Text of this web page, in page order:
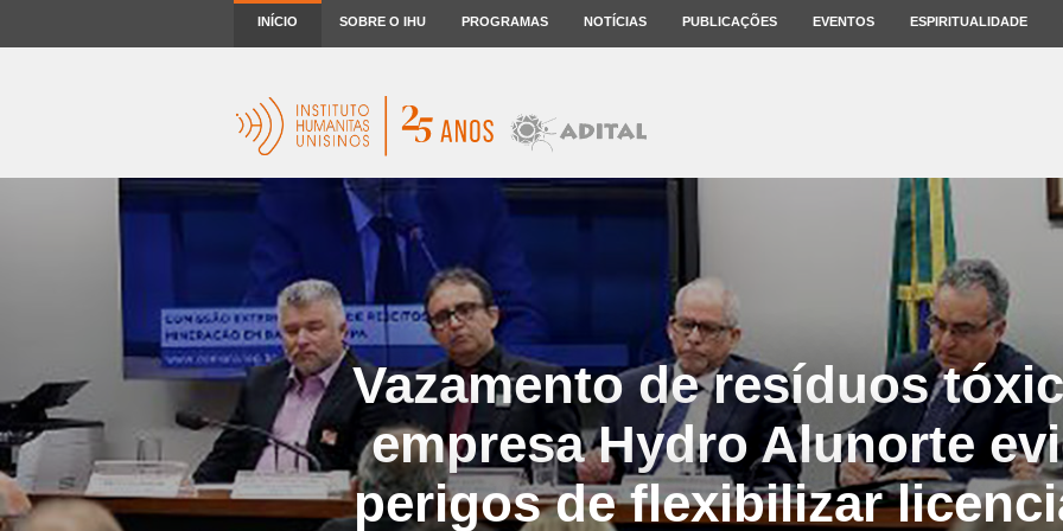
INÍCIO SOBRE O IHU PROGRAMAS NOTÍCIAS PUBLICAÇÕES EVENTOS ESPIRITUALIDADE
Vazamento de resíduos
empresa Hydro Alunorte
perigos de flexibilizar